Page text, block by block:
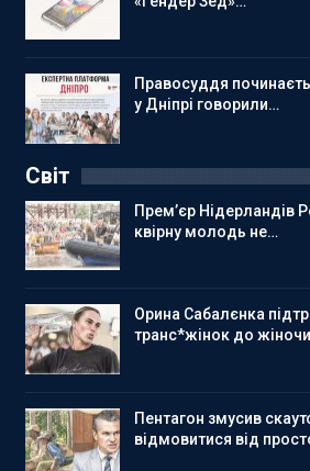
Правосуддя
у Дніпрі говорили…
Світ
Прем’єр Нідерландів
квірну молодь не…
Орина Сабалєнка
транс*жінок до
Пентагон змусив
відмовитися від